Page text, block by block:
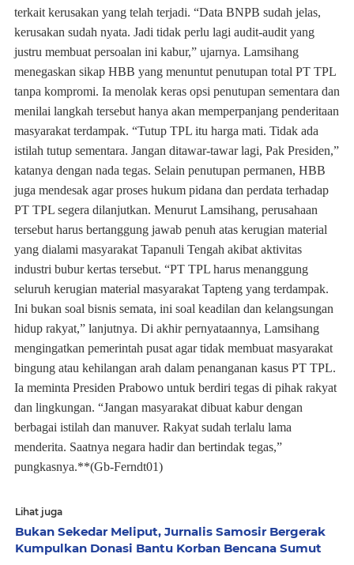
terkait kerusakan yang telah terjadi. “Data BNPB sudah jelas,
kerusakan sudah nyata. Jadi tidak perlu lagi audit-audit yang
justru membuat persoalan ini kabur,” ujarnya. Lamsihang
menegaskan sikap HBB yang menuntut penutupan total PT TPL
tanpa kompromi. Ia menolak keras opsi penutupan sementara dan
menilai langkah tersebut hanya akan memperpanjang penderitaan
masyarakat terdampak. “Tutup TPL itu harga mati. Tidak ada
istilah tutup sementara. Jangan ditawar-tawar lagi, Pak Presiden,”
katanya dengan nada tegas. Selain penutupan permanen, HBB
juga mendesak agar proses hukum pidana dan perdata terhadap
PT TPL segera dilanjutkan. Menurut Lamsihang, perusahaan
tersebut harus bertanggung jawab penuh atas kerugian material
yang dialami masyarakat Tapanuli Tengah akibat aktivitas
industri bubur kertas tersebut. “PT TPL harus menanggung
seluruh kerugian material masyarakat Tapteng yang terdampak.
Ini bukan soal bisnis semata, ini soal keadilan dan kelangsungan
hidup rakyat,” lanjutnya. Di akhir pernyataannya, Lamsihang
mengingatkan pemerintah pusat agar tidak membuat masyarakat
bingung atau kehilangan arah dalam penanganan kasus PT TPL.
Ia meminta Presiden Prabowo untuk berdiri tegas di pihak rakyat
dan lingkungan. “Jangan masyarakat dibuat kabur dengan
berbagai istilah dan manuver. Rakyat sudah terlalu lama
menderita. Saatnya negara hadir dan bertindak tegas,”
pungkasnya.**(Gb-Ferndt01)
Lihat juga
Bukan Sekedar Meliput, Jurnalis Samosir Bergerak
Kumpulkan Donasi Bantu Korban Bencana Sumut